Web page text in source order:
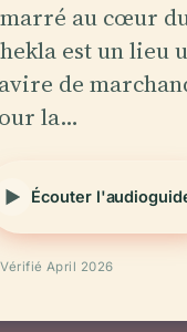
au cœur
est un lieu
de
la…
Écouter
Vérifié April 2026